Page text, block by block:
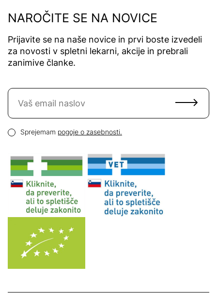
NAROČITE SE NA NOVICE
Prijavite se na naše novice in prvi boste izvedeli
za novosti v spletni lekarni, akcije in prebrali
zanimive članke.
Naročite se na novice
Pogoji zasebnosti
Sprejemam pogoje o zasebnosti.